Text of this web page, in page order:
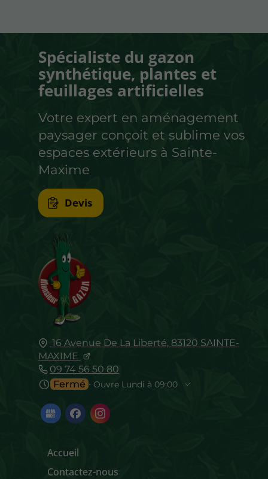
16 Avenue De La Liberté, 83120 SAINTE-
MAXIME
09 74 56 50 80
Fermé ⋅ Ouvre Lundi à 09:00
Accueil
Contactez-nous
Spécialiste du gazon
synthétique, plantes et
feuillages artificielles
Votre expert en aménagement
paysager conçoit et sublime vos
espaces extérieurs à Sainte-
Maxime
Devis